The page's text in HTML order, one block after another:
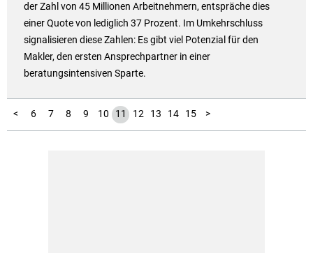
der Zahl von 45 Millionen Arbeitnehmern, entspräche dies
einer Quote von lediglich 37 Prozent. Im Umkehrschluss
signalisieren diese Zahlen: Es gibt viel Potenzial für den
Makler, den ersten Ansprechpartner in einer
beratungsintensiven Sparte.
<
1
2
3
4
5 6 7 8 9 10 11 12 13 14 15
16
17
18
19
20
21
22
23
24
25 >